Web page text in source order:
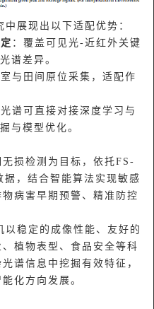
展现出以下适配优势：
：覆盖可见光-近红外关键
谱差异。
与田间原位采集，适配作
谱可直接对接深度学习与
与模型优化。
损检测为目标，依托FS-
，结合智能算法实现敏感
病害早期预警、精准防控
稳定的成像性能、友好的
植物表型、食品安全等科
谱信息中挖掘有效特征，
化方向发展。